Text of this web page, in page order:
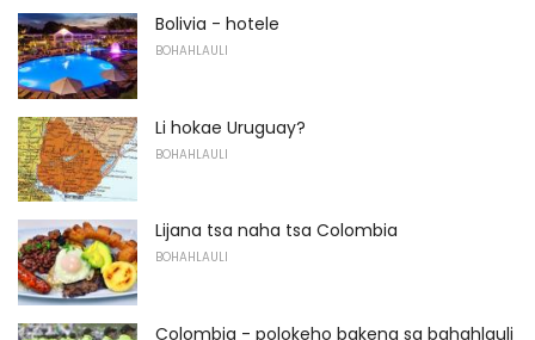
Bolivia - hotele
BOHAHLAULI
Li hokae Uruguay?
BOHAHLAULI
Lijana tsa naha tsa Colombia
BOHAHLAULI
Colombia - polokeho bakeng sa bahahlauli